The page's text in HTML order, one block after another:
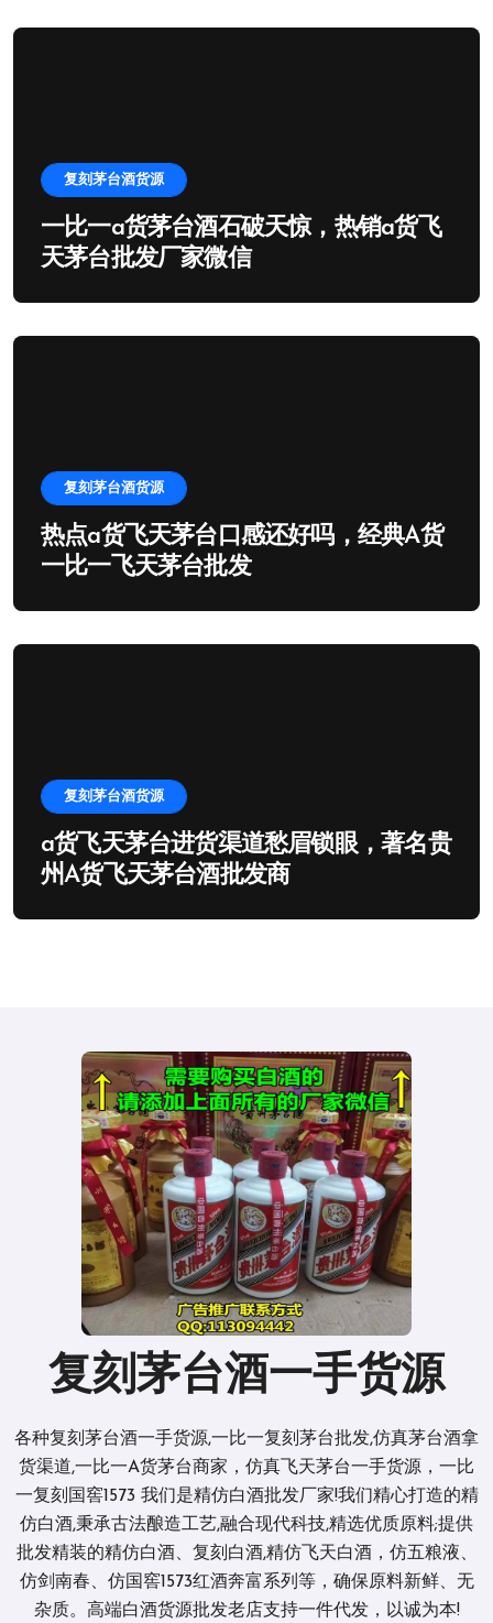
复刻茅台酒货源
一比一a货茅台酒石破天惊，热销a货飞
天茅台批发厂家微信
复刻茅台酒货源
热点a货飞天茅台口感还好吗，经典A货
一比一飞天茅台批发
复刻茅台酒货源
a货飞天茅台进货渠道愁眉锁眼，著名贵
州A货飞天茅台酒批发商
复刻茅台酒一手货源
各种复刻茅台酒一手货源,一比一复刻茅台批发,仿真茅台酒拿
货渠道,一比一A货茅台商家，仿真飞天茅台一手货源，一比
一复刻国窖1573 我们是精仿白酒批发厂家!我们精心打造的精
仿白酒,秉承古法酿造工艺,融合现代科技,精选优质原料;提供
批发精装的精仿白酒、复刻白酒,精仿飞天白酒，仿五粮液、
仿剑南春、仿国窖1573红酒奔富系列等，确保原料新鲜、无
杂质。高端白酒货源批发老店支持一件代发，以诚为本!